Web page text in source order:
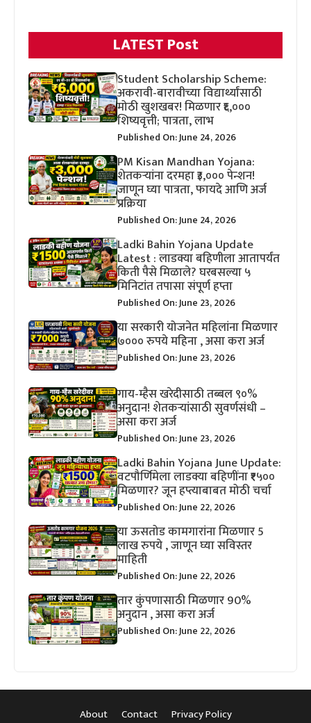
LATEST Post
Student Scholarship Scheme:
अकरावी-बारावीच्या विद्यार्थ्यांसाठी
मोठी खुशखबर! मिळणार ₹६,०००
शिष्यवृत्ती; पात्रता, लाभ
Published On: June 24, 2026
PM Kisan Mandhan Yojana:
शेतकऱ्यांना दरमहा ₹३,००० पेन्शन!
जाणून घ्या पात्रता, फायदे आणि अर्ज
प्रक्रिया
Published On: June 24, 2026
Ladki Bahin Yojana Update
Latest : लाडक्या बहिणीला आतापर्यंत
किती पैसे मिळाले? घरबसल्या ५
मिनिटांत तपासा संपूर्ण हप्ता
Published On: June 23, 2026
या सरकारी योजनेत महिलांना मिळणार
७००० रुपये महिना , असा करा अर्ज
Published On: June 23, 2026
गाय-म्हैस खरेदीसाठी तब्बल ९०%
अनुदान! शेतकऱ्यांसाठी सुवर्णसंधी –
असा करा अर्ज
Published On: June 23, 2026
Ladki Bahin Yojana June Update:
वटपौर्णिमेला लाडक्या बहिणींना ₹१५००
मिळणार? जून हप्त्याबाबत मोठी चर्चा
Published On: June 22, 2026
या ऊसतोड कामगारांना मिळणार 5
लाख रुपये , जाणून घ्या सविस्तर
माहिती
Published On: June 22, 2026
तार कुंपणासाठी मिळणार 90%
अनुदान , असा करा अर्ज
Published On: June 22, 2026
About Contact Privacy Policy